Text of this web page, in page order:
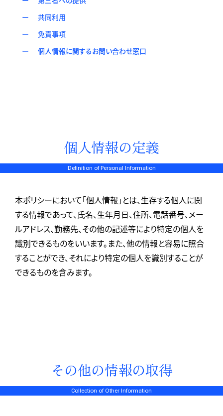
共同利用
免責事項
個人情報に関するお問い合わせ窓口
個人情報の定義
Definition of Personal Information
本ポリシーにおいて「個人情報」とは、生存する個人に関
する情報であって、氏名、生年月日、住所、電話番号、メー
ルアドレス、勤務先、その他の記述等により特定の個人を
識別できるものをいいます。また、他の情報と容易に照合
することができ、それにより特定の個人を識別することが
できるものを含みます。
その他の情報の取得
Collection of Other Information